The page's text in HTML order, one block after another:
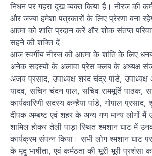
निधन पर गहरा दुख व्यक्त किया है। नीरज की
और जज्बा हमेशा पत्रकारों के लिए प्रेरणा बना
आत्मा को शांति प्रदान करें और शोक संतप्त
सहने की शक्ति दें।
आज स्वर्गीय नीरज की आत्मा के शांति के लिए
अनेक सदस्यों के अलावा प्रेस क्लब के अध्यक्ष
अजय प्रसाद, उपाध्यक्ष शरद चंद्र पांडे, उपाध्यक्ष
यादव, सचिन चंदन पाल, सचिव राममूर्ति पाठक,
कार्यकारिणी सदस्य कन्हैया पांडे, गोपाल
दीपक अम्बष्ट एवं शहर के अन्य गण मान्य लोगों मैं
शामिल होकर तेली पाड़ा स्थित श्मशान घाट में
कार्यक्रम संपन्न किया। सभी लोग श्मशान घाट
के मृदु भाषीता, एवं कर्मठता की भूरी भूरी प्रशंसा